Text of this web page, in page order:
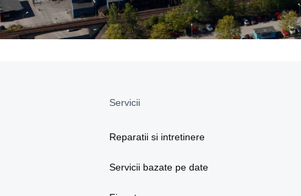
Servicii
Reparatii si intretinere
Servicii bazate pe date